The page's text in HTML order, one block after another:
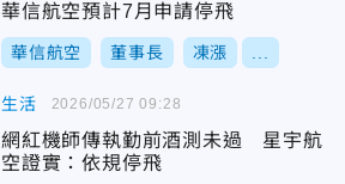
華信航空預計7月申請停飛
華信航空 董事長 凍漲
生活
網紅機師傳執勤前酒測未過 星宇航
空證實：依規停飛
2026/05/27 09:28